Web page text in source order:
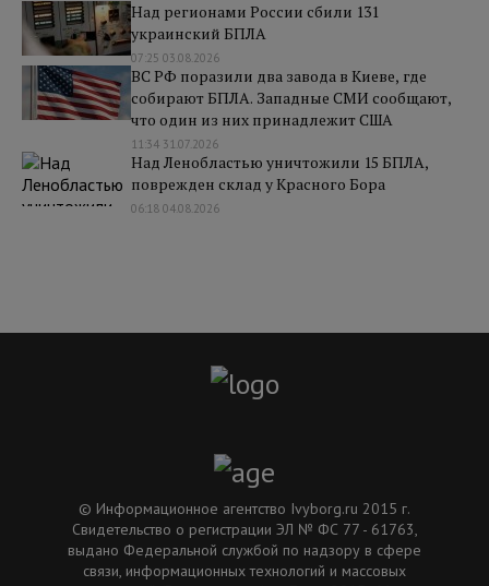
Над регионами России сбили 131
украинский БПЛА
07:25 03.08.2026
ВС РФ поразили два завода в Киеве, где
собирают БПЛА. Западные СМИ сообщают,
что один из них принадлежит США
11:34 31.07.2026
Над Ленобластью уничтожили 15 БПЛА,
поврежден склад у Красного Бора
06:18 04.08.2026
© Информационное агентство Ivyborg.ru 2015 г.
Свидетельство о регистрации ЭЛ № ФС 77 - 61763,
выдано Федеральной службой по надзору в сфере
связи, информационных технологий и массовых